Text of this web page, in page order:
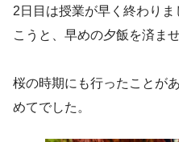
2日目は授業が早く終わり
こうと、早めの夕飯を済ま
桜の時期にも行ったことが
めてでした。